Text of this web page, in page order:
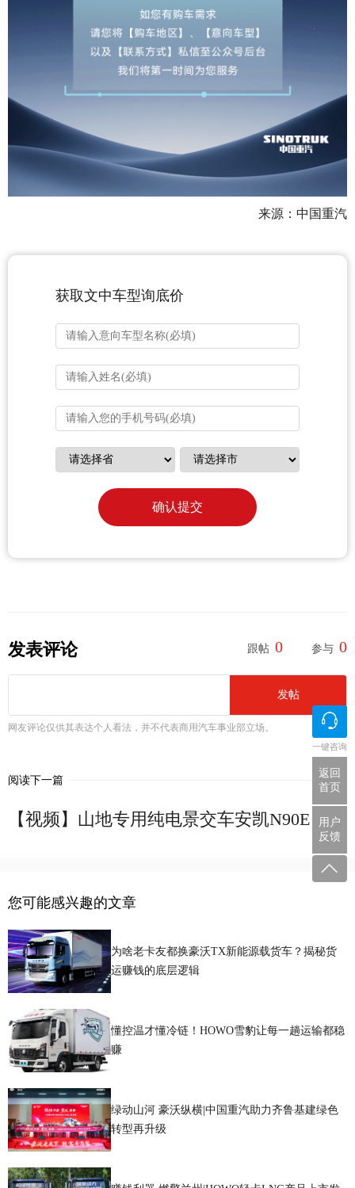
来源：中国重汽
获取文中车型询底价
确认提交
发表评论 跟帖 0 参与 0
发帖
网友评论仅供其表达个人看法，并不代表商用汽车事业部立场。
阅读下一篇
【视频】山地专用纯电景交车安凯N90E
您可能感兴趣的文章
为啥老卡友都换豪沃TX新能源载货车？揭秘货
运赚钱的底层逻辑
懂控温才懂冷链！HOWO雪豹让每一趟运输都稳
赚
绿动山河 豪沃纵横|中国重汽助力齐鲁基建绿色
转型再升级
一键咨询
返回
首页
用户
反馈